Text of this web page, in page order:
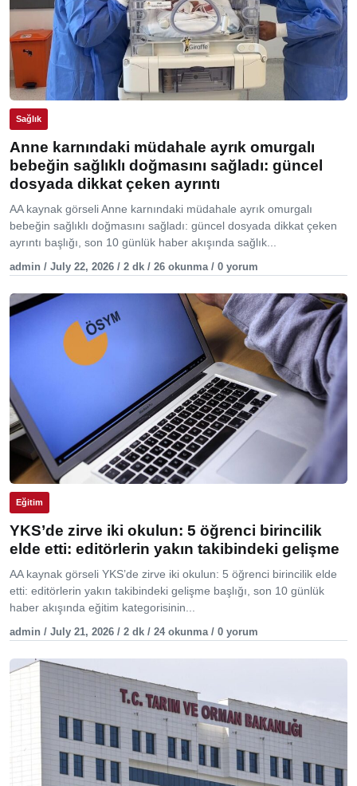
Sağlık
Anne karnındaki müdahale ayrık omurgalı
bebeğin sağlıklı doğmasını sağladı: güncel
dosyada dikkat çeken ayrıntı
AA kaynak görseli Anne karnındaki müdahale ayrık omurgalı
bebeğin sağlıklı doğmasını sağladı: güncel dosyada dikkat çeken
ayrıntı başlığı, son 10 günlük haber akışında sağlık...
admin / July 22, 2026 / 2 dk / 26 okunma / 0 yorum
Eğitim
YKS’de zirve iki okulun: 5 öğrenci birincilik
elde etti: editörlerin yakın takibindeki gelişme
AA kaynak görseli YKS’de zirve iki okulun: 5 öğrenci birincilik elde
etti: editörlerin yakın takibindeki gelişme başlığı, son 10 günlük
haber akışında eğitim kategorisinin...
admin / July 21, 2026 / 2 dk / 24 okunma / 0 yorum